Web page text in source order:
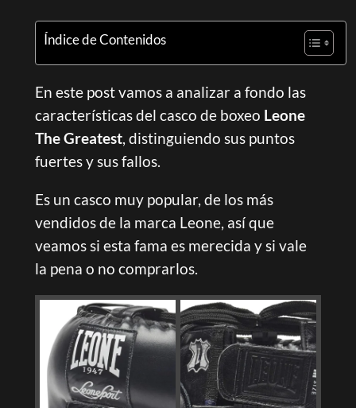
Índice de Contenidos
En este post vamos a analizar a fondo las
características del casco de boxeo Leone
The Greatest, distinguiendo sus puntos
fuertes y sus fallos.
Es un casco muy popular, de los más
vendidos de la marca Leone, así que
veamos si esta fama es merecida y si vale
la pena o no comprarlos.